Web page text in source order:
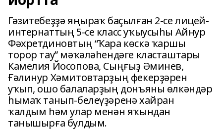
Гәзитебеҙҙә яңыраҡ баҫылған 2-се лицей-
интернаттың 5-се класс уҡыусыһы Айнур
Фәхретдиновтың “Ҡара көскә ҡаршы
торор тау” мәҡәләһендәге класташтары
Камелия Йосопова, Сыңғыҙ Әминев,
Ғәлинур Хәмитовтарҙың фекерҙәрен
уҡып, ошо балаларҙың донъяны өлкәндәр
һымаҡ танып-белеүҙәренә хайран
ҡалдым һәм улар менән яҡындан
танышырға булдым.